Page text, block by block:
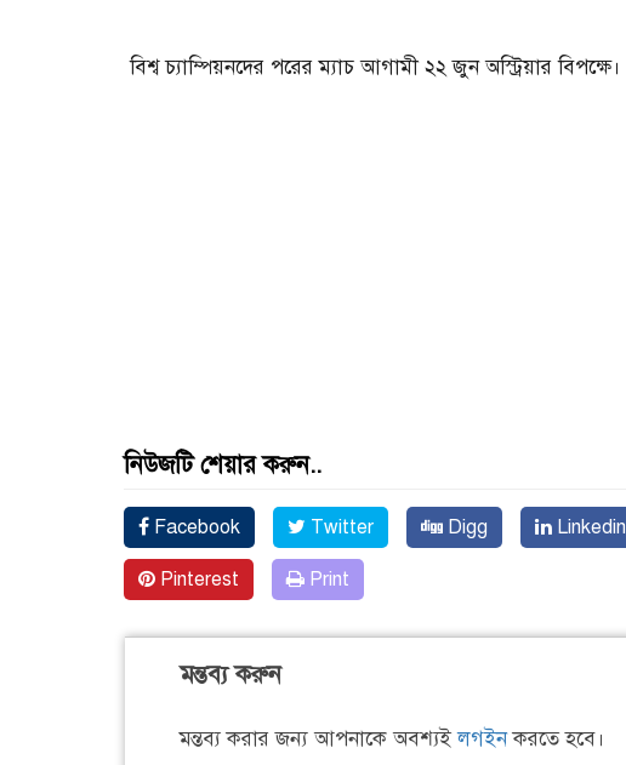
বিশ্ব চ্যাম্পিয়নদের পরের ম্যাচ আগামী ২২ জুন অস্ট্রিয়ার বিপক্ষে।
নিউজটি শেয়ার করুন..
Facebook Twitter Digg Linkedin
Pinterest Print
মন্তব্য করুন
মন্তব্য করার জন্য আপনাকে অবশ্যইলগইনকরতে হবে।